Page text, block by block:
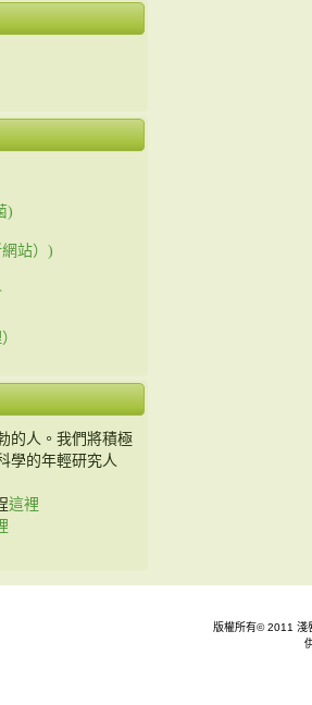
)
站）)
的人。我們將積極
學的年輕研究人
這裡
版權所有© 2011 淺